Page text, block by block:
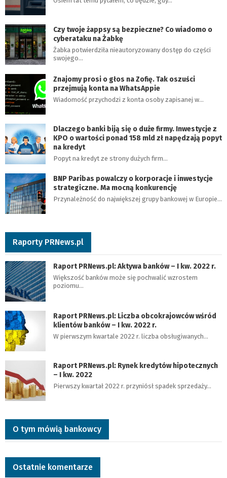
Czy twoje żappsy są bezpieczne? Co wiadomo o
cyberataku na Żabkę
Żabka potwierdziła nieautoryzowany dostęp do części
swojego…
Znajomy prosi o głos na Zofię. Tak oszuści
przejmują konta na WhatsAppie
Wiadomość przychodzi z konta osoby zapisanej w…
Dlaczego banki biją się o duże firmy. Inwestycje z
KPO o wartości ponad 158 mld zł napędzają popyt
na kredyt
Popyt na kredyt ze strony dużych firm…
BNP Paribas powalczy o korporacje i inwestycje
strategiczne. Ma mocną konkurencję
Przynależność do największej grupy bankowej w Europie…
Raporty PRNews.pl
Raport PRNews.pl: Aktywa banków – I kw. 2022 r.
Większość banków może się pochwalić wzrostem
poziomu…
Raport PRNews.pl: Liczba obcokrajowców wśród
klientów banków – I kw. 2022 r.
W pierwszym kwartale 2022 r. liczba obsługiwanych…
Raport PRNews.pl: Rynek kredytów hipotecznych
– I kw. 2022
Pierwszy kwartał 2022 r. przyniósł spadek sprzedaży…
O tym mówią bankowcy
Ostatnie komentarze